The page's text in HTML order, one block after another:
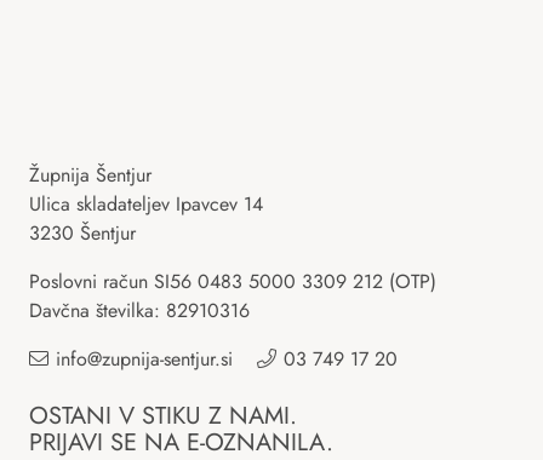
Župnija Šentjur
Ulica skladateljev Ipavcev 14
3230 Šentjur
Poslovni račun SI56 0483 5000 3309 212 (OTP)
Davčna številka: 82910316
info@zupnija-sentjur.si
03 749 17 20
OSTANI V STIKU Z NAMI.
PRIJAVI SE NA E-OZNANILA.